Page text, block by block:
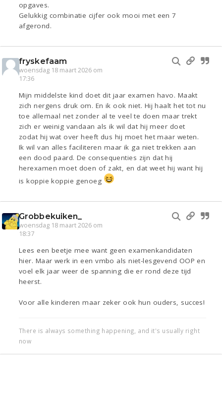
opgaves.
Gelukkig combinatie cijfer ook mooi met een 7
afgerond.
fryskefaam
woensdag 18 maart 2026 om
17:36
Mijn middelste kind doet dit jaar examen havo. Maakt
zich nergens druk om. En ik ook niet. Hij haalt het tot nu
toe allemaal net zonder al te veel te doen maar trekt
zich er weinig vandaan als ik wil dat hij meer doet
zodat hij wat over heeft dus hij moet het maar weten.
Ik wil van alles faciliteren maar ik ga niet trekken aan
een dood paard. De consequenties zijn dat hij
herexamen moet doen of zakt, en dat weet hij want hij
is koppie koppie genoeg
Grobbekuiken_
woensdag 18 maart 2026 om
18:37
Lees een beetje mee want geen examenkandidaten
hier. Maar werk in een vmbo als niet-lesgevend OOP en
voel elk jaar weer de spanning die er rond deze tijd
heerst.
Voor alle kinderen maar zeker ook hun ouders, succes!
There is always something happening, and it's usually right
now